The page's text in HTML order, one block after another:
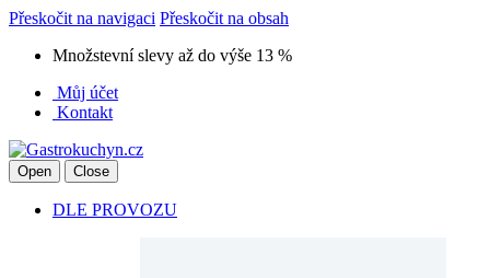
Přeskočit na navigaci Přeskočit na obsah
Množstevní slevy až do výše 13 %
Můj účet
Kontakt
Open Close
DLE PROVOZU